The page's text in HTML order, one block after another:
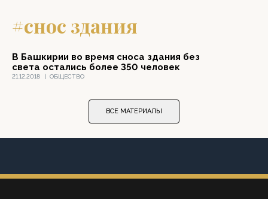
#снос здания
21.12.2018 | ОБЩЕСТВО
В Башкирии во время сноса здания без
света остались более 350 человек
ВСЕ МАТЕРИАЛЫ